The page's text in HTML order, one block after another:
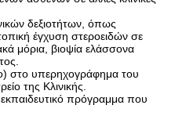
δεξιοτήτων, όπως
έγχυση στεροειδών σε
μόρια, βιοψία ελάσσονα
στο υπερηχογράφημα του
της Κλινικής.
πρόγραμμα που